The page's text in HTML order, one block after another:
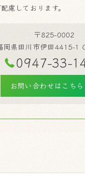
慮しております。
〒825-0002
岡県田川市伊田4415-1
0947-33-
お問い合わせはこちら